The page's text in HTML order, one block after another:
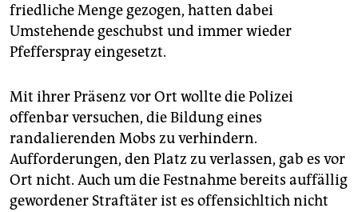
friedliche Menge gezogen, hatten dabei
Umstehende geschubst und immer wieder
Pfefferspray eingesetzt.
Mit ihrer Präsenz vor Ort wollte die Polizei
offenbar versuchen, die Bildung eines
randalierenden Mobs zu verhindern.
Aufforderungen, den Platz zu verlassen, gab es vor
Ort nicht. Auch um die Festnahme bereits auffällig
gewordener Straftäter ist es offensichltich nicht